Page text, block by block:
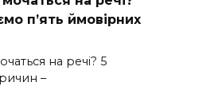
п’ять ймовірних
на речі? 5
–